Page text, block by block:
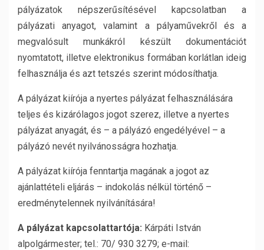
pályázatok népszerűsítésével kapcsolatban a
pályázati anyagot, valamint a pályaművekről és a
megvalósult munkákról készült dokumentációt
nyomtatott, illetve elektronikus formában korlátlan ideig
felhasználja és azt tetszés szerint módosíthatja.
A pályázat kiírója a nyertes pályázat felhasználására
teljes és kizárólagos jogot szerez, illetve a nyertes
pályázat anyagát, és – a pályázó engedélyével – a
pályázó nevét nyilvánosságra hozhatja.
A pályázat kiírója fenntartja magának a jogot az
ajánlattételi eljárás – indokolás nélkül történő –
eredménytelennek nyilvánítására!
A pályázat kapcsolattartója: Kárpáti István
alpolgármester; tel.: 70/ 930 3279; e-mail: